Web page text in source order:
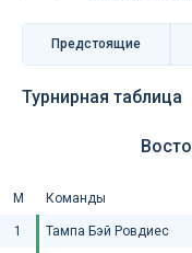
Предстоящие
Турнирная таблица
М Команды
1 Тампа Бэй Ровдиес